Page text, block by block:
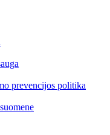
prevencijos politika